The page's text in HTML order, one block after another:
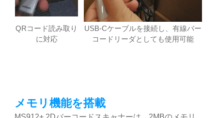
QRコード読み取り
に対応
USB-Cケーブルを接続し、有線バー
コードリーダとしても使用可能
メモリ機能を搭載